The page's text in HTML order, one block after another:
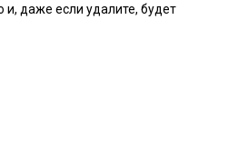
и, даже если удалите, будет